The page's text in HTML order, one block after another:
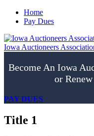
Home
Pay Dues
Iowa Auctioneers
Become An Iowa
or
PAY DUES
Title 1